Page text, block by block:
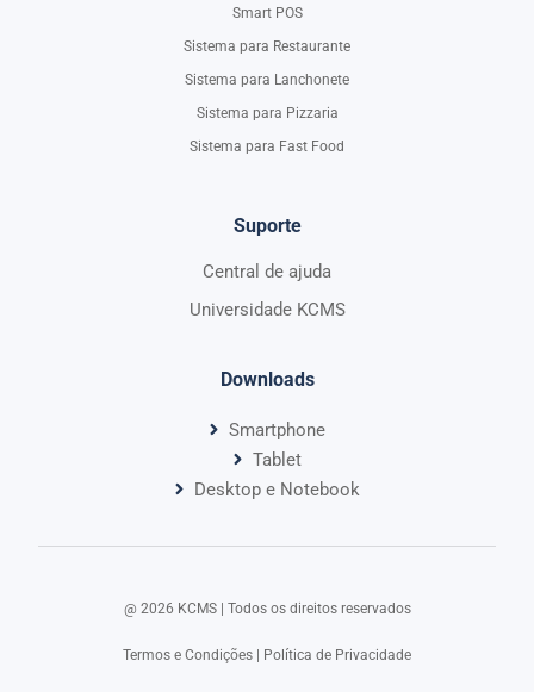
Smart POS
Sistema para Restaurante
Sistema para Lanchonete
Sistema para Pizzaria
Sistema para Fast Food
Suporte
Central de ajuda
Universidade KCMS
Downloads
Smartphone
Tablet
Desktop e Notebook
@ 2026 KCMS | Todos os direitos reservados​
Termos e Condições Política de Privacidade